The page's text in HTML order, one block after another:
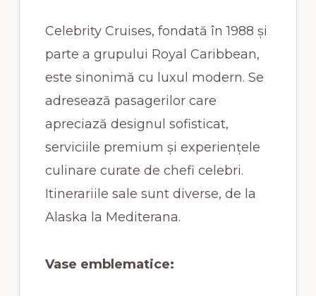
Celebrity Cruises, fondată în 1988 și
parte a grupului Royal Caribbean,
este sinonimă cu luxul modern. Se
adresează pasagerilor care
apreciază designul sofisticat,
serviciile premium și experiențele
culinare curate de chefi celebri.
Itinerariile sale sunt diverse, de la
Alaska la Mediterana.
Vase emblematice: